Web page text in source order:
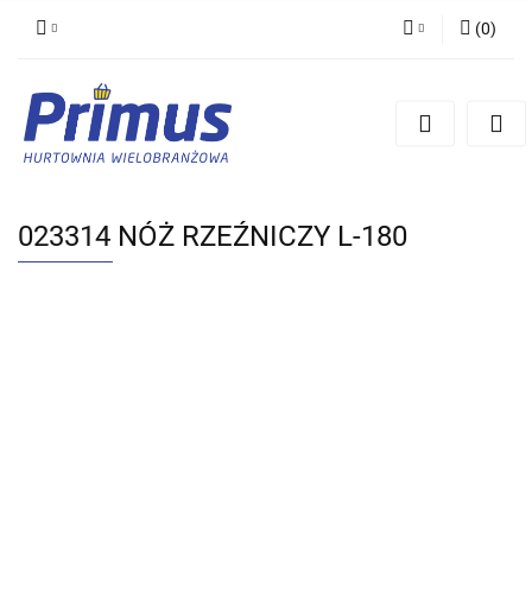
Zarejestruj się
(0)
023314 NÓŻ RZEŹNICZY L-180